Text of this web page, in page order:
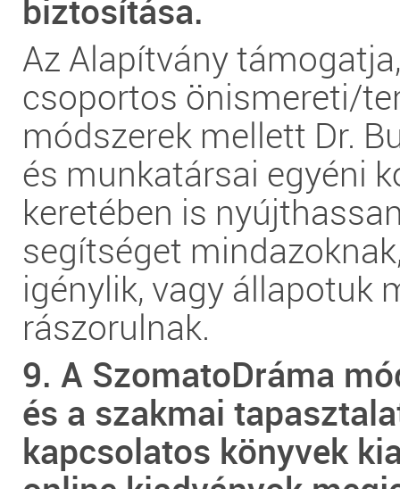
biztosítása.
Az Alapítvány
csoportos önismereti/
módszerek mellett Dr.
és munkatársai egyéni
keretében is
segítséget
igénylik, vagy állapotuk
rászorulnak.
9. A SzomatoDráma
és a szakmai
kapcsolatos könyvek